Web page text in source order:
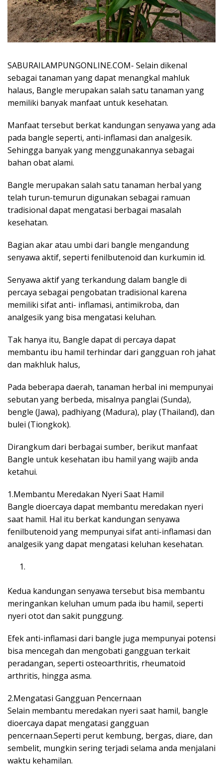
SABURAILAMPUNGONLINE.COM- Selain dikenal
sebagai tanaman yang dapat menangkal mahluk
halaus, Bangle merupakan salah satu tanaman yang
memiliki banyak manfaat untuk kesehatan.
Manfaat tersebut berkat kandungan senyawa yang ada
pada bangle seperti, anti-inflamasi dan analgesik.
Sehingga banyak yang menggunakannya sebagai
bahan obat alami.
Bangle merupakan salah satu tanaman herbal yang
telah turun-temurun digunakan sebagai ramuan
tradisional dapat mengatasi berbagai masalah
kesehatan.
Bagian akar atau umbi dari bangle mengandung
senyawa aktif, seperti fenilbutenoid dan kurkumin id.
Senyawa aktif yang terkandung dalam bangle di
percaya sebagai pengobatan tradisional karena
memiliki sifat anti- inflamasi, antimikroba, dan
analgesik yang bisa mengatasi keluhan.
Tak hanya itu, Bangle dapat di percaya dapat
membantu ibu hamil terhindar dari gangguan roh jahat
dan makhluk halus,
Pada beberapa daerah, tanaman herbal ini mempunyai
sebutan yang berbeda, misalnya panglai (Sunda),
bengle (Jawa), padhiyang (Madura), play (Thailand), dan
bulei (Tiongkok).
Dirangkum dari berbagai sumber, berikut manfaat
Bangle untuk kesehatan ibu hamil yang wajib anda
ketahui.
1.Membantu Meredakan Nyeri Saat Hamil
Bangle dioercaya dapat membantu meredakan nyeri
saat hamil. Hal itu berkat kandungan senyawa
fenilbutenoid yang mempunyai sifat anti-inflamasi dan
analgesik yang dapat mengatasi keluhan kesehatan.
Kedua kandungan senyawa tersebut bisa membantu
meringankan keluhan umum pada ibu hamil, seperti
nyeri otot dan sakit punggung.
Efek anti-inflamasi dari bangle juga mempunyai potensi
bisa mencegah dan mengobati gangguan terkait
peradangan, seperti osteoarthritis, rheumatoid
arthritis, hingga asma.
2.Mengatasi Gangguan Pencernaan
Selain membantu meredakan nyeri saat hamil, bangle
dioercaya dapat mengatasi gangguan
pencernaan.Seperti perut kembung, bergas, diare, dan
sembelit, mungkin sering terjadi selama anda menjalani
waktu kehamilan.